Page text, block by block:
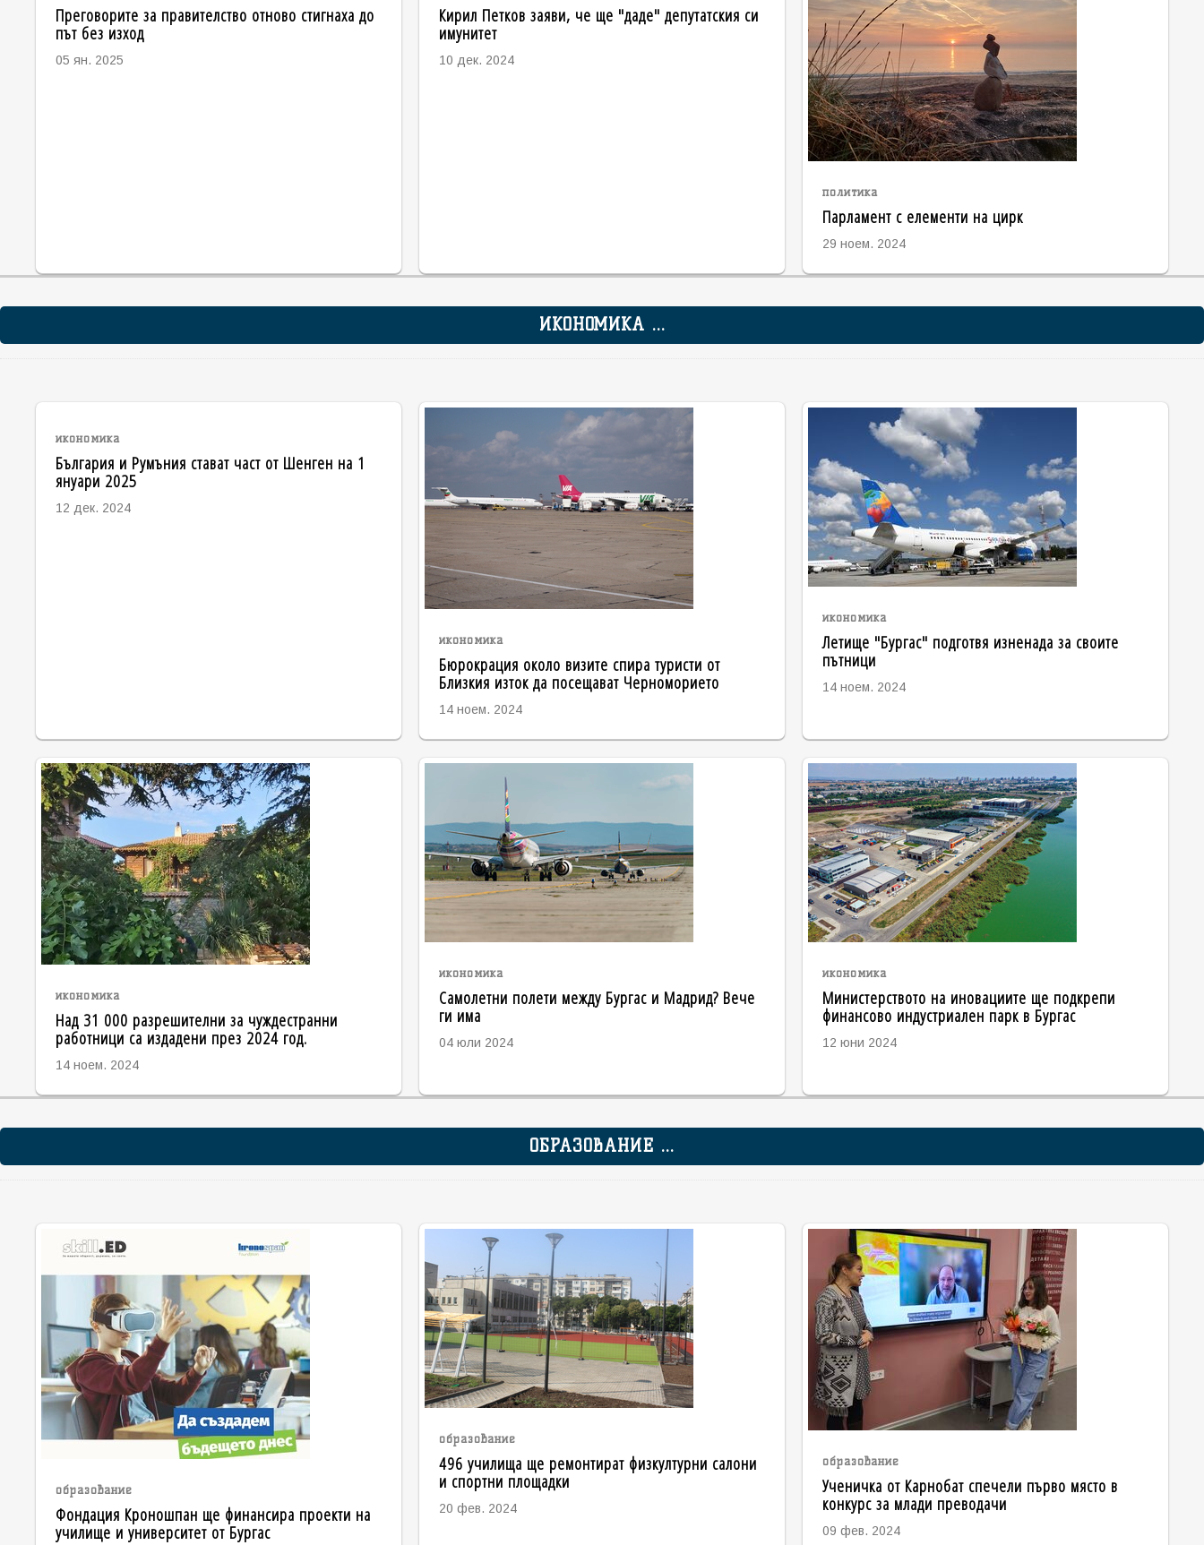
Преговорите за правителство отново стигнаха до
път без изход
05 ян. 2025
Кирил Петков заяви, че ще "даде" депутатския си
имунитет
10 дек. 2024
политика
Парламент с елементи на цирк
29 ноем. 2024
ИКОНОМИКА ...
икономика
България и Румъния стават част от Шенген на 1
януари 2025
12 дек. 2024
икономика
Бюрокрация около визите спира туристи от
Близкия изток да посещават Черноморието
14 ноем. 2024
икономика
Летище "Бургас" подготвя изненада за своите
пътници
14 ноем. 2024
икономика
Над 31 000 разрешителни за чуждестранни
работници са издадени през 2024 год.
14 ноем. 2024
икономика
Самолетни полети между Бургас и Мадрид? Вече
ги има
04 юли 2024
икономика
Министерството на иновациите ще подкрепи
финансово индустриален парк в Бургас
12 юни 2024
ОБРАЗОВАНИЕ ...
образование
Фондация Кроношпан ще финансира проекти на
училище и университет от Бургас
образование
496 училища ще ремонтират физкултурни салони
и спортни площадки
20 фев. 2024
образование
Ученичка от Карнобат спечели първо място в
конкурс за млади преводачи
09 фев. 2024